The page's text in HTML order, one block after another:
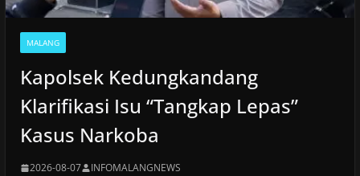
MALANG
Kapolsek Kedungkandang
Klarifikasi Isu “Tangkap Lepas”
Kasus Narkoba
2026-08-07 INFOMALANGNEWS